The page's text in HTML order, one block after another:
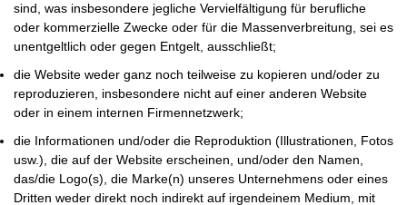
sind, was insbesondere jegliche Vervielfältigung für berufliche
oder kommerzielle Zwecke oder für die Massenverbreitung, sei es
unentgeltlich oder gegen Entgelt, ausschließt;
die Website weder ganz noch teilweise zu kopieren und/oder zu
reproduzieren, insbesondere nicht auf einer anderen Website
oder in einem internen Firmennetzwerk;
die Informationen und/oder die Reproduktion (Illustrationen, Fotos
usw.), die auf der Website erscheinen, und/oder den Namen,
das/die Logo(s), die Marke(n) unseres Unternehmens oder eines
Dritten weder direkt noch indirekt auf irgendeinem Medium, mit